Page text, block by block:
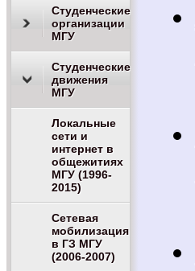
Студенческие
организации
МГУ
Студенческие
движения
МГУ
Локальные
сети и
интернет в
общежитиях
МГУ (1996-
2015)
Сетевая
мобилизация
в ГЗ МГУ
(2006-2007)